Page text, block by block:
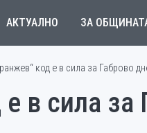
АКТУАЛНО ЗА
код е в сила за Габрово
в сила за